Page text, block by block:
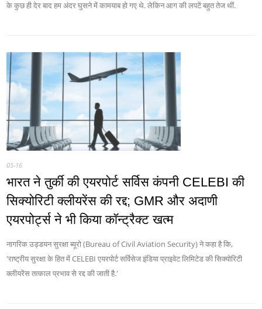
के कुछ ही देर बाद हम अंदर घुसने में कामयाब हो गए थे. लेकिन आग की लपटें बहुत तेज थीं.
05-16
भारत ने तुर्की की एयरपोर्ट सर्विस कंपनी CELEBI की
सिक्योरिटी क्लीयरेंस की रद्द; GMR और अदाणी
एयरपोर्ट्स ने भी किया कॉन्ट्रैक्ट खत्म
नागरिक उड्डयन सुरक्षा ब्यूरो (Bureau of Civil Aviation Security) ने कहा है कि,
'राष्ट्रीय सुरक्षा के हित में CELEBI एयरपोर्ट सर्विसेज इंडिया प्राइवेट लिमिटेड की सिक्योरिटी
क्लीयरेंस तत्काल प्रभाव से रद्द की जाती है.'